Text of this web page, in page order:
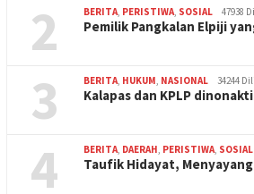
2 BERITA, PERISTIWA, SOSIAL 47938
Pemilik Pangkalan Elpiji
3 BERITA, HUKUM, NASIONAL 34244
Kalapas dan KPLP
4 BERITA, DAERAH, PERISTIWA, SOSIAL
Taufik Hidayat,